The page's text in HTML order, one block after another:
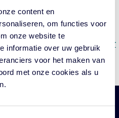
content en
om functies voor
onze website te
informatie over uw gebruik
voor het maken van
met onze cookies als u
Informatie
en daaraan gerelateerde
Voor meer
het
addendum d.d. 1 december